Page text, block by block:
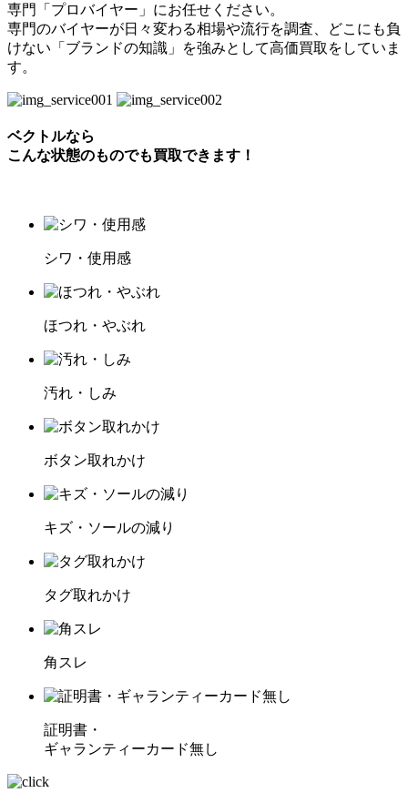
専門「プロバイヤー」にお任せください。
専門のバイヤーが日々変わる相場や流行を調査、どこにも負
けない「ブランドの知識」を強みとして高価買取をしていま
す。
ベクトルなら
こんな状態のものでも買取できます！
シワ・使用感
ほつれ・やぶれ
汚れ・しみ
ボタン取れかけ
キズ・ソールの減り
タグ取れかけ
角スレ
証明書・
ギャランティーカード無し